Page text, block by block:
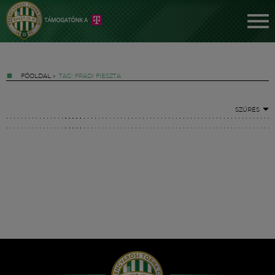
FŐOLDAL » TAG: FRADI FIESZTA
SZŰRÉS
Hírek